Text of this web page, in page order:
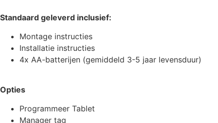
Standaard geleverd inclusief:
Montage instructies
Installatie instructies
4x AA-batterijen (gemiddeld 3-5 jaar levensduur)
Opties
Programmeer Tablet
Manager tag